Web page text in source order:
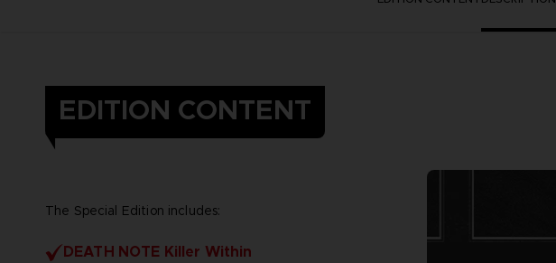
EDITION CONTENT
The Special Edition includes:
DEATH NOTE Killer Within